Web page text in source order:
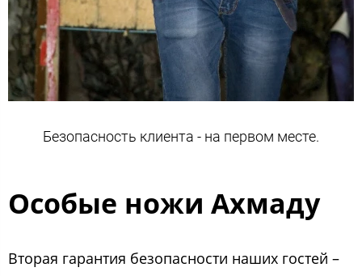
Безопасность клиента - на первом месте.
Особые ножи Ахмаду
Вторая гарантия безопасности наших гостей –